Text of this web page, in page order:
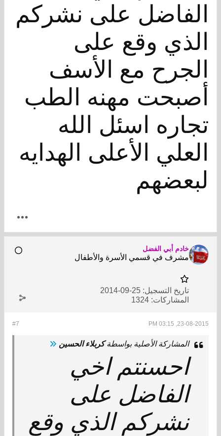
الفاضل على نشركم
الذي وقع على
الجرح مع الأسف
أصبحت مهنه الطب
تجاره اسئل الله
العلي الأعلى الهدايه
لبعضهم
خادم أبي الفضل
مشرف في قسمي الأسرة والأطفال
تاريخ التسجيل: 25-09-2014
المشاركات: 1324
#7 23-08-2015, 03:15 PM
المشاركة الأصلية بواسطةكربلاء الحسين
احسنتم اخي
الفاضل على
نشركم الذي وقع